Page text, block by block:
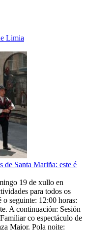
Limia
de Santa Mariña: este é
19 de xullo en
para todos os
seguinte: 12:00 horas:
A continuación: Sesión
co espectáculo de
Maior. Pola noite: